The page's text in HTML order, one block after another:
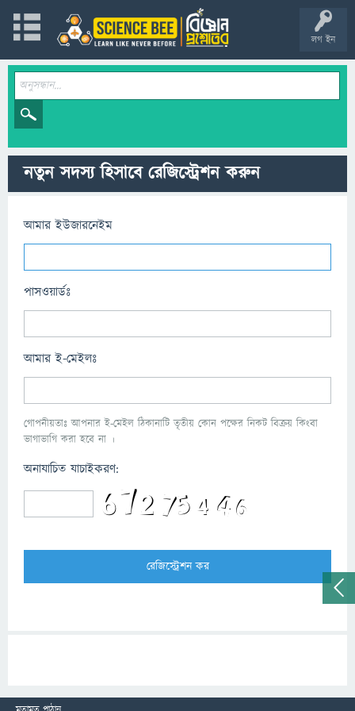
লগ ইন
নতুন সদস্য হিসাবে রেজিস্ট্রেশন করুন
আমার ইউজারনেইম
পাসওয়ার্ডঃ
আমার ই-মেইলঃ
গোপনীয়তাঃ আপনার ই-মেইল ঠিকানাটি তৃতীয় কোন পক্ষের নিকট বিক্রয় কিংবা
ভাগাভাগি করা হবে না ।
অনাযাচিত যাচাইকরণ: